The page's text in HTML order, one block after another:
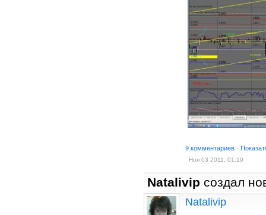
9 комментариев ·
Ноя 03 2011, 01:19
Natalivip создал
Natalivip